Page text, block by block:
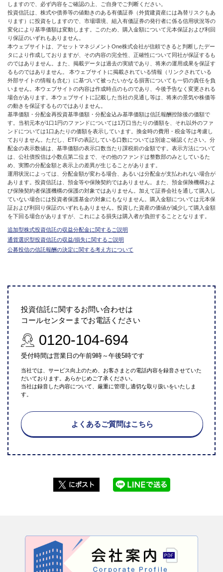
しますので、必ず内容をご確認の上、ご自身でご判断ください。
投資信託は、株式や債券等の値動きのある有価証券（外貨建資産には為替リスクもあ
ります）に投資をしますので、市場環境、組入有価証券の発行者に係る信用状況等の
変化により基準価額は変動します。このため、購入金額について元本保証および利回
り保証のいずれもありません。
本ウェブサイトは、アセットマネジメントOne株式会社が信頼できると判断したデー
タにより作成しておりますが、その内容の完全性、正確性について同社が保証するも
のではありません。また、掲載データは過去の実績であり、将来の運用成果を保証す
るものではありません。 本ウェブサイトに掲載されている情報（リンクされている
外部サイトの情報も含む）に基づいて被ったいかなる損害についても一切の責任を負
いません。本ウェブサイトの内容は作成時点のものであり、今後予告なく変更される
場合があります。本ウェブサイトに記載した当社の見通し等は、将来の景気や株価等
の動きを保証するものではありません。
基準価額・分配金再投資基準価額・分配金込み基準価額は信託報酬控除後の価額で
す。当初元本が1口1円のファンドについては1万口当たりの価額を、それ以外のファ
ンドについては1口あたりの価額を表示しています。換金時の費用・税金等は考慮し
ておりません。ただし、ETFの表記している口数については別途ご確認ください。分
配金の表示数値は、基準価額の表示口数当たり課税前の金額です。表示方法について
は、公社債投信は小数点第二位まで、その他のファンドは整数部のみとしているた
め、実際の分配金額と表示上の差異が生じることがあります。
運用状況によっては、分配金額が変わる場合、あるいは分配金が支払われない場合が
あります。投資信託は、預金等や保険契約ではありません。また、預金保険機構およ
び保険契約者保護機構の保護の対象ではありません。加えて証券会社を通して購入し
ていない場合には投資者保護基金の対象にもなりません。購入金額については元本保
証および利回り保証のいずれもありません。投資した資産の価値が減少して購入金額
を下回る場合がありますが、これによる損失は購入者が負担することとなります。
追加型株式投資信託の収益分配金に関するご説明
通貨選択型投資信託の収益/損失に関するご説明
公募投信の信託報酬の決定に関する考え方について
投資信託に関するお問い合わせは
コールセンターまでお電話ください
0120-104-694
受付時間は営業日の午前9時～午後5時です
当社では、サービス向上のため、お客さまとの電話内容を録音させていた
だいております。あらかじめご了承ください。
当社は録音した内容について、厳重に管理し適切な取り扱いをいたしま
す。
よくあるご質問はこちら